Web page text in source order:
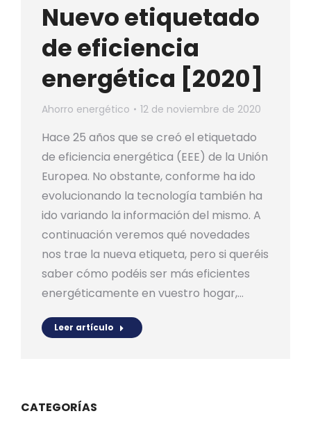
Nuevo etiquetado
de eficiencia
energética [2020]
Ahorro energético 12 de noviembre de 2020
Hace 25 años que se creó el etiquetado
de eficiencia energética (EEE) de la Unión
Europea. No obstante, conforme ha ido
evolucionando la tecnología también ha
ido variando la información del mismo. A
continuación veremos qué novedades
nos trae la nueva etiqueta, pero si queréis
saber cómo podéis ser más eficientes
energéticamente en vuestro hogar,…
Leer artículo
CATEGORÍAS